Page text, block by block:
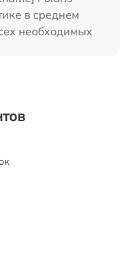
в среднем
необходимых